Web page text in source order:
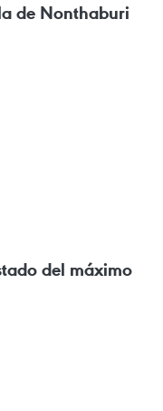
de Nonthaburi
del máximo